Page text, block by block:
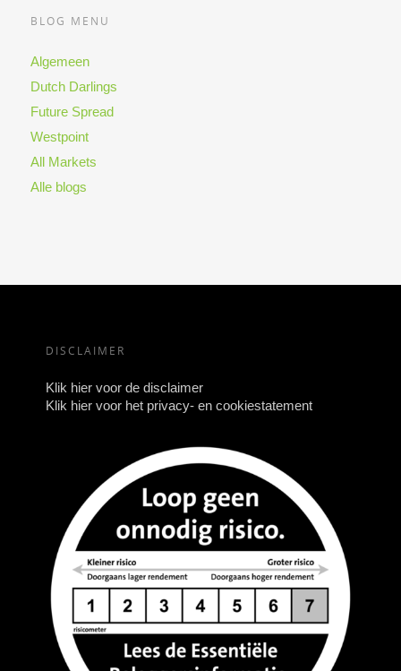
BLOG MENU
Algemeen
Dutch Darlings
Future Spread
Westpoint
All Markets
Alle blogs
DISCLAIMER
Klik hier voor de disclaimer
Klik hier voor het privacy- en cookiestatement